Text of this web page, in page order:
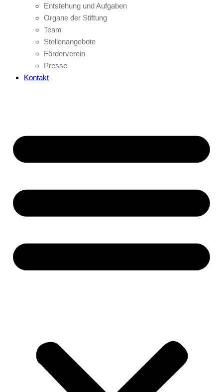
Entstehung und Aufgaben
Organe der Stiftung
Team
Stellenangebote
Förderverein
Presse
Kontakt